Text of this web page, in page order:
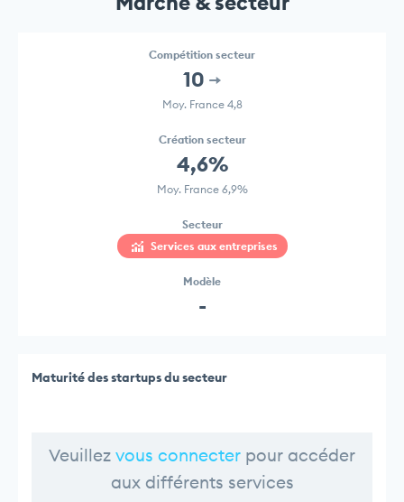
Compétition secteur
10
Moy. France 4,8
Création secteur
4,6%
Moy. France 6,9%
Secteur
Services aux entreprises
Modèle
-
Maturité des startups du secteur
Veuillez vous connecter pour accéder
aux différents services